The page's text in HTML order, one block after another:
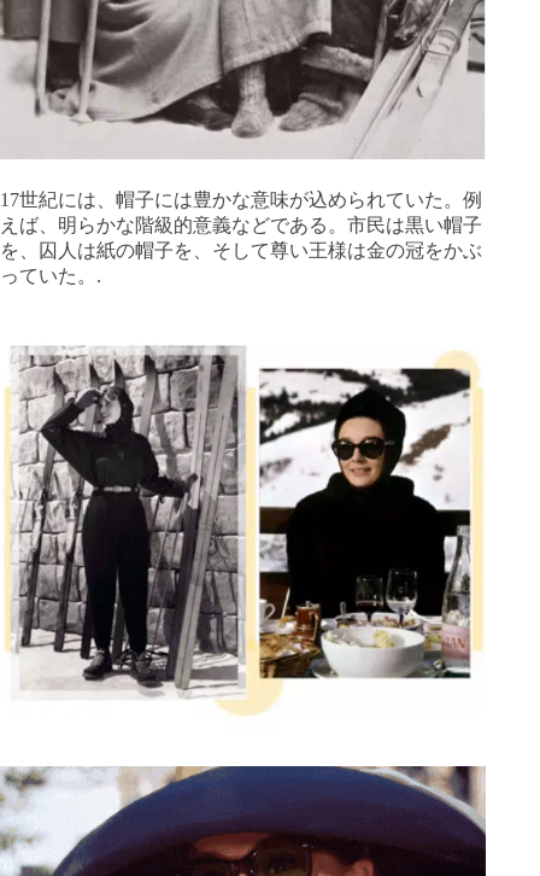
17世紀には、帽子には豊かな意味が込められていた。例
えば、明らかな階級的意義などである。市民は黒い帽子
を、囚人は紙の帽子を、そして尊い王様は金の冠をかぶ
っていた。.